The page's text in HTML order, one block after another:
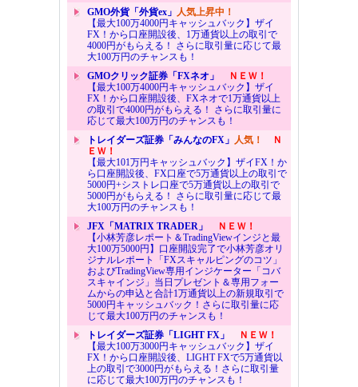
GMO外貨「外貨ex」 人気上昇中！
【最大100万4000円キャッシュバック】ザイ
FX！から口座開設後、1万通貨以上の取引で
4000円がもらえる！ さらに取引量に応じて最
大100万円のチャンスも！
GMOクリック証券「FXネオ」
ＮＥＷ！
【最大100万4000円キャッシュバック】ザイ
FX！から口座開設後、FXネオで1万通貨以上
の取引で4000円がもらえる！ さらに取引量に
応じて最大100万円のチャンスも！
トレイダーズ証券「みんなのFX」 人気！
Ｎ
ＥＷ！
【最大101万円キャッシュバック】ザイFX！か
ら口座開設後、FX口座で5万通貨以上の取引で
5000円+シストレ口座で5万通貨以上の取引で
5000円がもらえる！ さらに取引量に応じて最
大100万円のチャンスも！
JFX「MATRIX TRADER」
ＮＥＷ！
【小林芳彦レポート＆TradingViewインジと最
大100万5000円】口座開設完了で小林芳彦オリ
ジナルレポート「FXスキャルピングのコツ」
およびTradingView専用インジケーター「コバ
スキャインジ」当日プレゼント＆専用フォー
ムからの申込と合計1万通貨以上の新規取引で
5000円キャッシュバック！さらに取引量に応
じて最大100万円のチャンスも！
トレイダーズ証券「LIGHT FX」
ＮＥＷ！
【最大100万3000円キャッシュバック】ザイ
FX！から口座開設後、LIGHT FXで5万通貨以
上の取引で3000円がもらえる！さらに取引量
に応じて最大100万円のチャンスも！